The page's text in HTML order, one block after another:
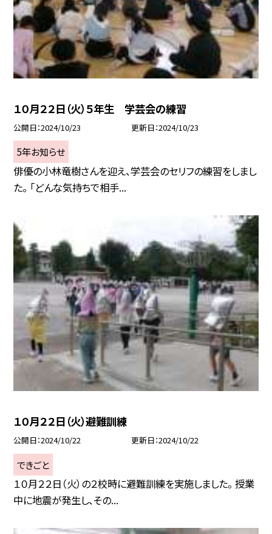
１０月２２日（火）５年生 学芸会の練習
公開日 2024/10/23 更新日 2024/10/23
5年お知らせ
俳優の小林竜樹さんを迎え、学芸会のセリフの練習をしまし
た。 「どんな気持ちで相手...
１０月２２日（火）避難訓練
公開日 2024/10/22 更新日 2024/10/22
できごと
１０月２２日（火）の２校時に避難訓練を実施しました。 授業
中に地震が発生し、その...